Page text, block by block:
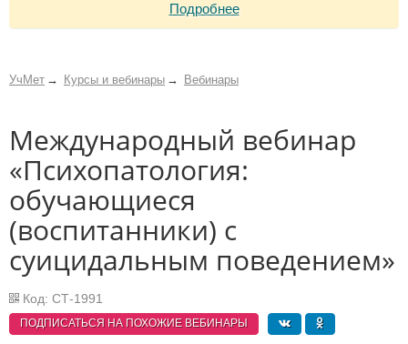
Подробнее
УчМет Курсы и вебинары Вебинары
Международный вебинар
«Психопатология:
обучающиеся
(воспитанники) с
суицидальным поведением»
Код: СТ-1991
ПОДПИСАТЬСЯ НА ПОХОЖИЕВЕБИНАРЫ